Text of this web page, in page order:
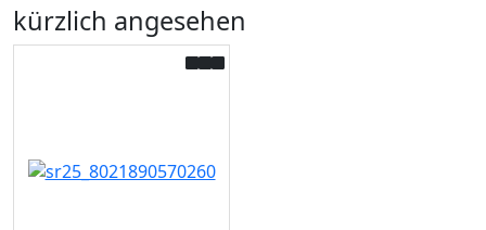
kürzlich angesehen